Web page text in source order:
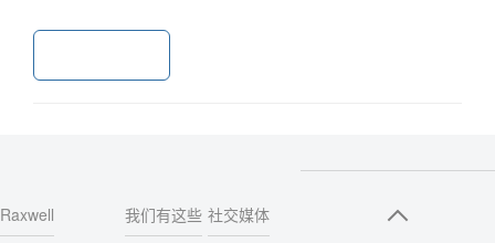
Raxwell 我们有这些 社交媒体